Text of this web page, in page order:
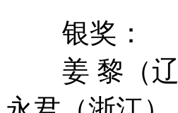
银奖：
姜 黎（辽